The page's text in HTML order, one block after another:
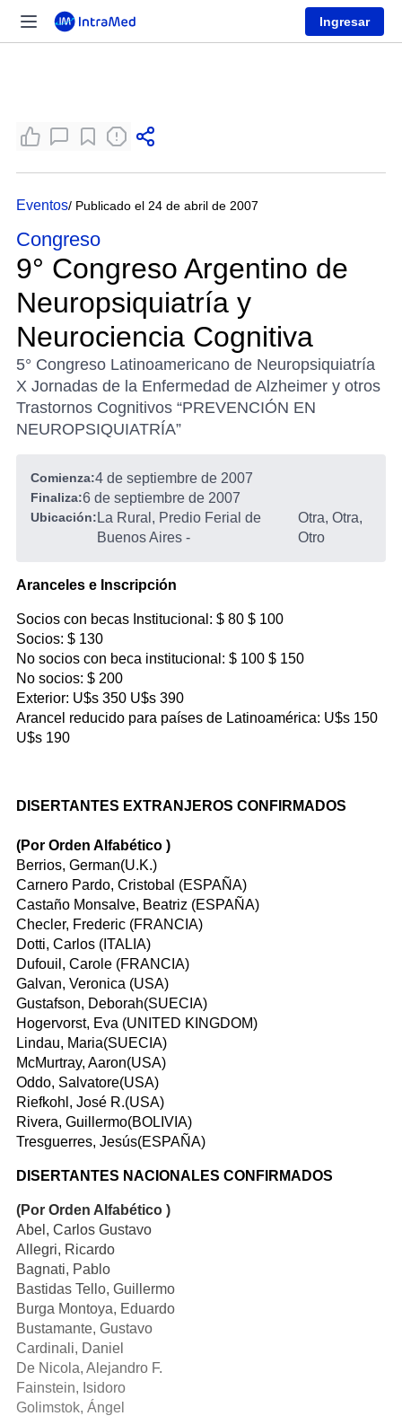
Ingresar
Eventos/ Publicado el 24 de abril de 2007
Congreso
9° Congreso Argentino de
Neuropsiquiatría y
Neurociencia Cognitiva
5° Congreso Latinoamericano de Neuropsiquiatría
X Jornadas de la Enfermedad de Alzheimer y otros
Trastornos Cognitivos “PREVENCIÓN EN
NEUROPSIQUIATRÍA”
Comienza:4 de septiembre de 2007
Finaliza:6 de septiembre de 2007
Ubicación: La Rural, Predio Ferial de
Buenos Aires -
Otra, Otra,
Otro
Aranceles e Inscripción
Socios con becas Institucional: $ 80 $ 100
Socios: $ 130
No socios con beca institucional: $ 100 $ 150
No socios: $ 200
Exterior: U$s 350 U$s 390
Arancel reducido para países de Latinoamérica: U$s 150
U$s 190
DISERTANTES EXTRANJEROS CONFIRMADOS
(Por Orden Alfabético )
Berrios, German(U.K.)
Carnero Pardo, Cristobal (ESPAÑA)
Castaño Monsalve, Beatriz (ESPAÑA)
Checler, Frederic (FRANCIA)
Dotti, Carlos (ITALIA)
Dufouil, Carole (FRANCIA)
Galvan, Veronica (USA)
Gustafson, Deborah(SUECIA)
Hogervorst, Eva (UNITED KINGDOM)
Lindau, Maria(SUECIA)
McMurtray, Aaron(USA)
Oddo, Salvatore(USA)
Riefkohl, José R.(USA)
Rivera, Guillermo(BOLIVIA)
Tresguerres, Jesús(ESPAÑA)
DISERTANTES NACIONALES CONFIRMADOS
(Por Orden Alfabético )
Abel, Carlos Gustavo
Allegri, Ricardo
Bagnati, Pablo
Bastidas Tello, Guillermo
Burga Montoya, Eduardo
Bustamante, Gustavo
Cardinali, Daniel
De Nicola, Alejandro F.
Fainstein, Isidoro
Golimstok, Ángel